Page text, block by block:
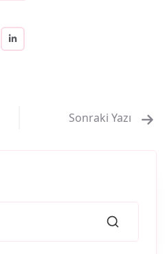
Sonraki Yazı